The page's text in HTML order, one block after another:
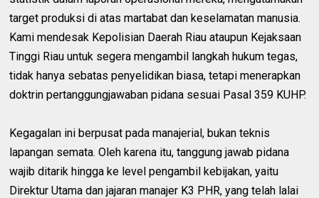
target produksi di atas martabat dan keselamatan manusia.
Kami mendesak Kepolisian Daerah Riau ataupun Kejaksaan
Tinggi Riau untuk segera mengambil langkah hukum tegas,
tidak hanya sebatas penyelidikan biasa, tetapi menerapkan
doktrin pertanggungjawaban pidana sesuai Pasal 359 KUHP.
Kegagalan ini berpusat pada manajerial, bukan teknis
lapangan semata. Oleh karena itu, tanggung jawab pidana
wajib ditarik hingga ke level pengambil kebijakan, yaitu
Direktur Utama dan jajaran manajer K3 PHR, yang telah lalai